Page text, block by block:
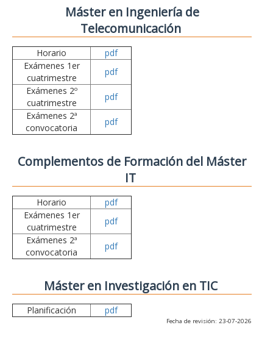
Máster en Ingeniería de
Telecomunicación
Horario
pdf
Exámenes 1er
cuatrimestre
pdf
Exámenes 2º
cuatrimestre
pdf
Exámenes 2ª
convocatoria
pdf
Complementos de Formación del Máster
IT
Horario
pdf
Exámenes 1er
cuatrimestre
pdf
Exámenes 2ª
convocatoria
pdf
Máster en Investigación en TIC
Planificación pdf
Fecha de revisión: 23-07-2026